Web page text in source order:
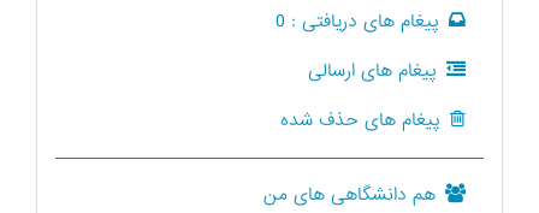
پیغام های دریافتی : 0
پیغام های ارسالی
پیغام های حذف شده
هم دانشگاهی های من